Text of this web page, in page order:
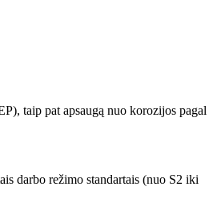
taip pat apsaugą nuo korozijos pagal
darbo režimo standartais (nuo S2 iki